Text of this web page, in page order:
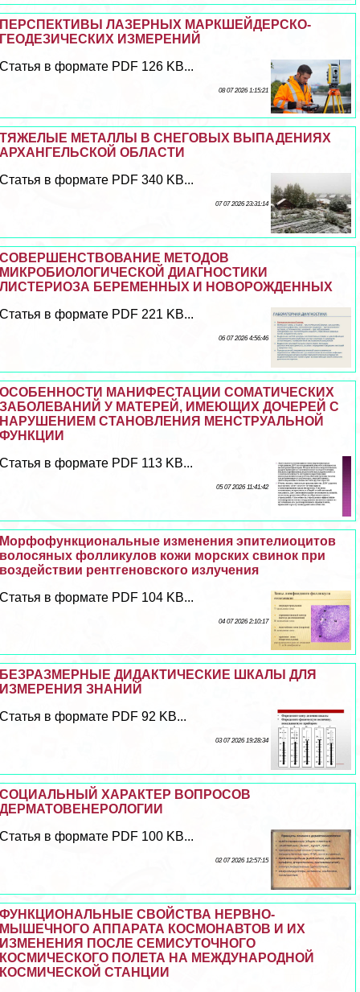
ПЕРСПЕКТИВЫ ЛАЗЕРНЫХ МАРКШЕЙДЕРСКО-
ГЕОДЕЗИЧЕСКИХ ИЗМЕРЕНИЙ
Статья в формате PDF 126 KB...
08 07 2026 1:15:21
ТЯЖЕЛЫЕ МЕТАЛЛЫ В СНЕГОВЫХ ВЫПАДЕНИЯХ
АРХАНГЕЛЬСКОЙ ОБЛАСТИ
Статья в формате PDF 340 KB...
07 07 2026 23:31:14
СОВЕРШЕНСТВОВАНИЕ МЕТОДОВ
МИКРОБИОЛОГИЧЕСКОЙ ДИАГНОСТИКИ
ЛИСТЕРИОЗА БЕРЕМЕННЫХ И НОВОРОЖДЕННЫХ
Статья в формате PDF 221 KB...
06 07 2026 4:56:46
ОСОБЕННОСТИ МАНИФЕСТАЦИИ СОМАТИЧЕСКИХ
ЗАБОЛЕВАНИЙ У МАТЕРЕЙ, ИМЕЮЩИХ ДОЧЕРЕЙ С
НАРУШЕНИЕМ СТАНОВЛЕНИЯ МЕНСТРУАЛЬНОЙ
ФУНКЦИИ
Статья в формате PDF 113 KB...
05 07 2026 11:41:42
Морфофункциональные изменения эпителиоцитов
волосяных фолликулов кожи морских свинок при
воздействии рентгеновского излучения
Статья в формате PDF 104 KB...
04 07 2026 2:10:17
БЕЗРАЗМЕРНЫЕ ДИДАКТИЧЕСКИЕ ШКАЛЫ ДЛЯ
ИЗМЕРЕНИЯ ЗНАНИЙ
Статья в формате PDF 92 KB...
03 07 2026 19:28:34
СОЦИАЛЬНЫЙ ХАРАКТЕР ВОПРОСОВ
ДЕРМАТОВЕНЕРОЛОГИИ
Статья в формате PDF 100 KB...
02 07 2026 12:57:15
ФУНКЦИОНАЛЬНЫЕ СВОЙСТВА НЕРВНО-
МЫШЕЧНОГО АППАРАТА КОСМОНАВТОВ И ИХ
ИЗМЕНЕНИЯ ПОСЛЕ СЕМИСУТОЧНОГО
КОСМИЧЕСКОГО ПОЛЕТА НА МЕЖДУНАРОДНОЙ
КОСМИЧЕСКОЙ СТАНЦИИ